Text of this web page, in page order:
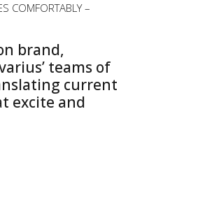
COMFORTABLY –
brand,
teams of
current
excite and